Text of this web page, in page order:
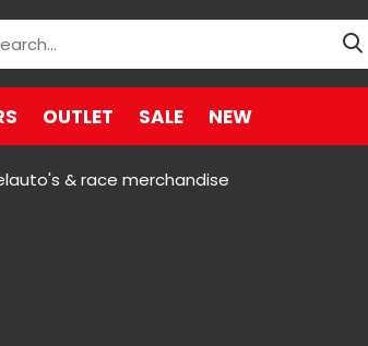
OUTLET SALE NEW
& race merchandise